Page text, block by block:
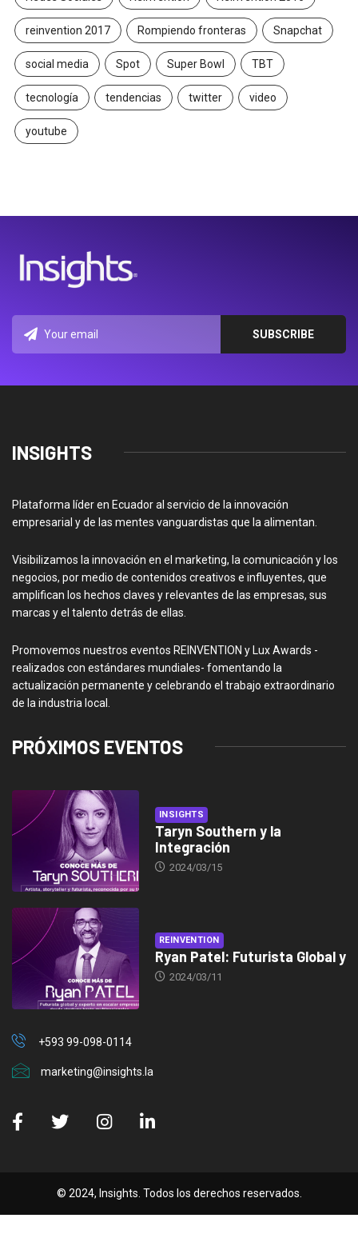
reinvention 2017 Rompiendo fronteras Snapchat
social media Spot Super Bowl TBT
tecnología tendencias twitter video
youtube
INSIGHTS
Plataforma líder en Ecuador al servicio de la innovación
empresarial y de las mentes vanguardistas que la alimentan.
Visibilizamos la innovación en el marketing, la comunicación y los
negocios, por medio de contenidos creativos e influyentes, que
amplifican los hechos claves y relevantes de las empresas, sus
marcas y el talento detrás de ellas.
Promovemos nuestros eventos REINVENTION y Lux Awards -
realizados con estándares mundiales- fomentando la
actualización permanente y celebrando el trabajo extraordinario
de la industria local.
PRÓXIMOS EVENTOS
INSIGHTS
Taryn Southern y la
Integración
2024/03/15
REINVENTION
Ryan Patel: Futurista Global y
2024/03/11
+593 99-098-0114
marketing@insights.la
© 2024, Insights. Todos los derechos reservados.